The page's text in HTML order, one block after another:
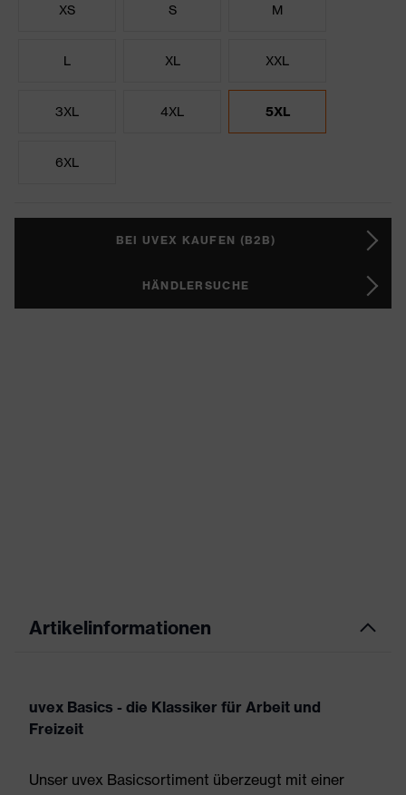
XS S M
L XL XXL
3XL 4XL 5XL
6XL
BEI UVEX KAUFEN (B2B)
HÄNDLERSUCHE
Artikelinformationen
uvex Basics - die Klassiker für Arbeit und
Freizeit
Unser uvex Basicsortiment überzeugt mit einer